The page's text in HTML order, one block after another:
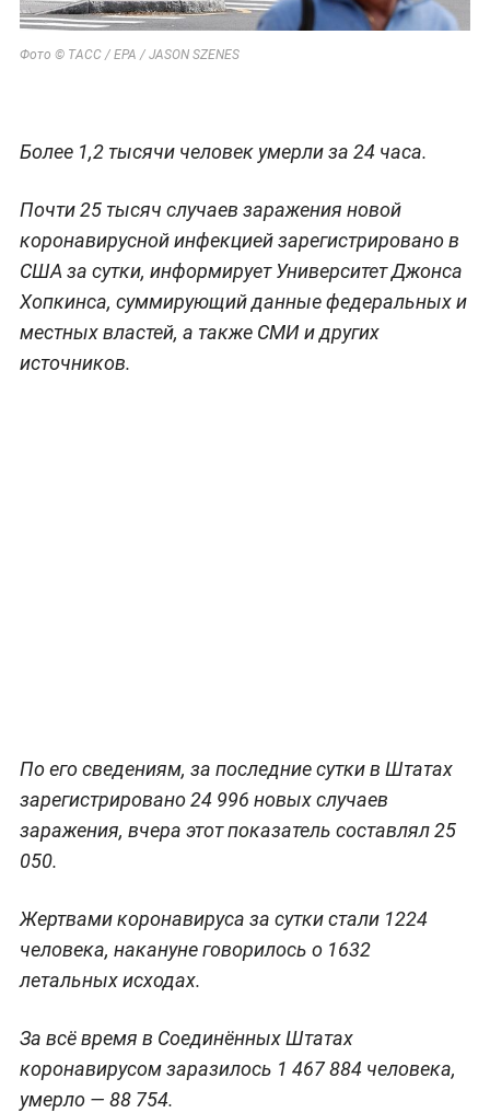
Фото © ТАСС / EPA / JASON SZENES
Более 1,2 тысячи человек умерли за 24 часа.
Почти 25 тысяч случаев заражения новой
коронавирусной инфекцией зарегистрировано в
США за сутки, информирует Университет Джонса
Хопкинса, суммирующий данные федеральных и
местных властей, а также СМИ и других
источников.
По его сведениям, за последние сутки в Штатах
зарегистрировано 24 996 новых случаев
заражения, вчера этот показатель составлял 25
050.
Жертвами коронавируса за сутки стали 1224
человека, накануне говорилось о 1632
летальных исходах.
За всё время в Соединённых Штатах
коронавирусом заразилось 1 467 884 человека,
умерло — 88 754.